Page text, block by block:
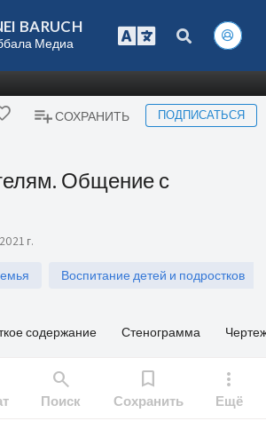
BARUCH
Медиа
СОХРАНИТЬ ПОДПИСАТЬСЯ
Общение с
г.
Воспитание детей и подростков
содержание Стенограмма
search
Поиск
bookmark
Сохранить
more_vert
Ещё